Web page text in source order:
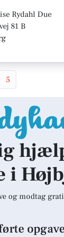
Rydahl Due
81 B
5
i
og modtag